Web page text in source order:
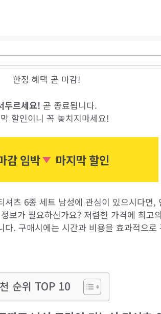
한정 혜택 곧 마감!
두르세요! 곧 종료됩니다.
할인이니 꼭 놓치지마세요!
감 임박 마지막 할인
츠 6종 세트 남성에 관심이 있으시다면,
보가 필요하신가요? 저렴한 가격에 최고
. 구매시에는 시간과 비용을 효과적으
순위 TOP 10